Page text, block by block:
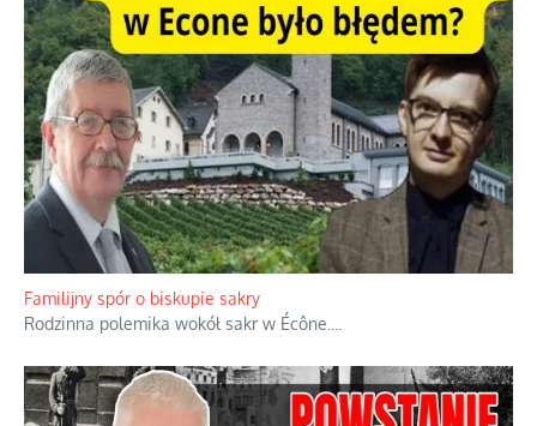
Ciemna strona podręcznikowych mitów historycznych
Historia jest doświadczeniem niepowtarzalnym i tłumaczenie,
że będziemy coś krytykować po to, żeby później znowu jakiegoś
powstania nie zrobili, jest...